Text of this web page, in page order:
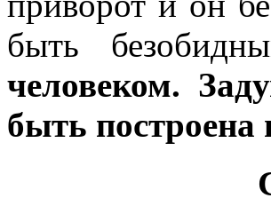
быть
человеком.
быть построена